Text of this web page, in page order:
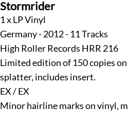
Stormrider
1 x LP Vinyl
Germany - 2012 - 11 Tracks
High Roller Records HRR 216
Limited edition of 150 copies
splatter, includes insert.
EX / EX
Minor hairline marks on vinyl,